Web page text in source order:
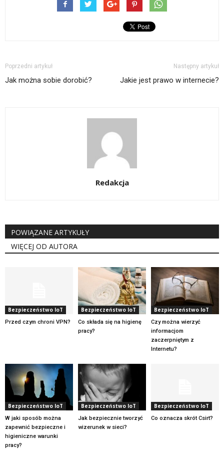
Poprzedni artykuł
Jak można sobie dorobić?
Następny artykuł
Jakie jest prawo w internecie?
Redakcja
POWIĄZANE ARTYKUŁY
WIĘCEJ OD AUTORA
Bezpieczeństwo IoT
Przed czym chroni VPN?
Bezpieczeństwo IoT
Co składa się na higienę
pracy?
Bezpieczeństwo IoT
Czy można wierzyć
informacjom
zaczerpniętym z
Internetu?
Bezpieczeństwo IoT
W jaki sposób można
zapewnić bezpieczne i
higieniczne warunki
pracy?
Bezpieczeństwo IoT
Jak bezpiecznie tworzyć
wizerunek w sieci?
Bezpieczeństwo IoT
Co oznacza skrót Csirt?